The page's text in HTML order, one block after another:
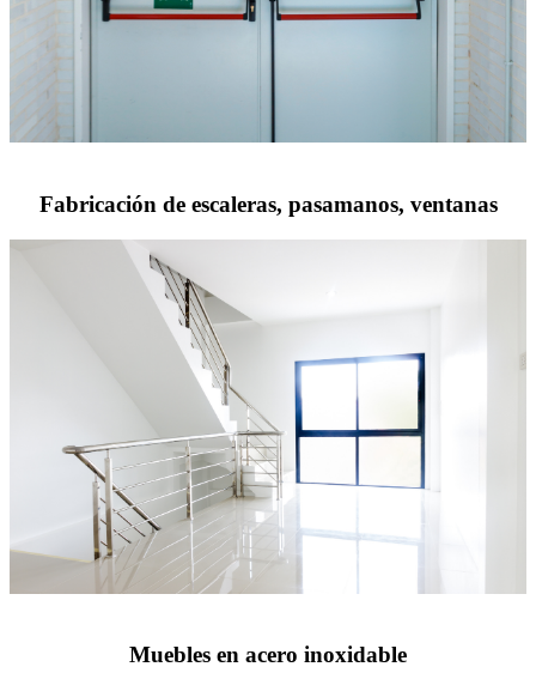
Fabricación de escaleras, pasamanos, ventanas
Muebles en acero inoxidable